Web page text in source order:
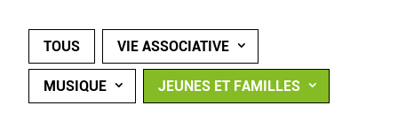
TOUS VIE ASSOCIATIVE
MUSIQUE JEUNES ET FAMILLES